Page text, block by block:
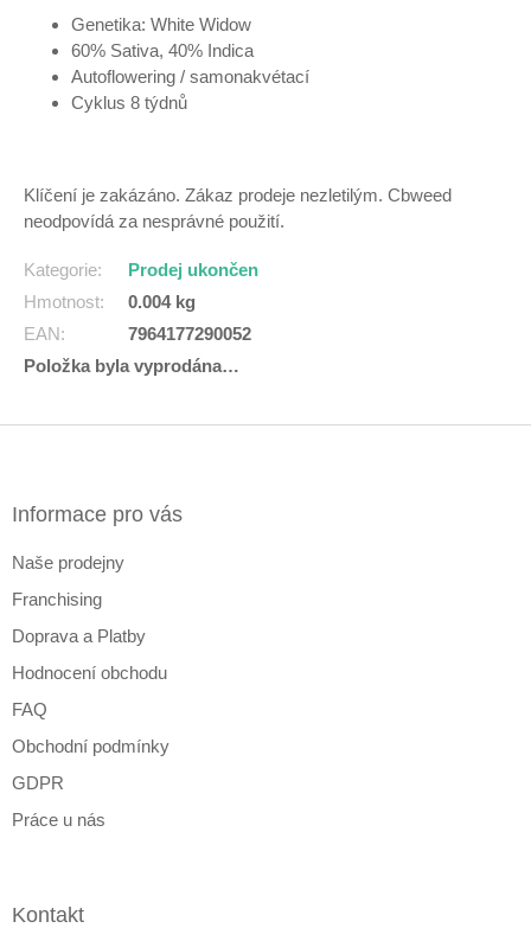
Genetika: White Widow
60% Sativa, 40% Indica
Autoflowering / samonakvétací
Cyklus 8 týdnů
Klíčení je zakázáno. Zákaz prodeje nezletilým. Cbweed
neodpovídá za nesprávné použití.
Kategorie:
Prodej ukončen
Hmotnost:
0.004 kg
EAN:
7964177290052
Položka byla vyprodána…
Informace pro vás
Naše prodejny
Franchising
Doprava a Platby
Hodnocení obchodu
FAQ
Obchodní podmínky
GDPR
Práce u nás
Kontakt